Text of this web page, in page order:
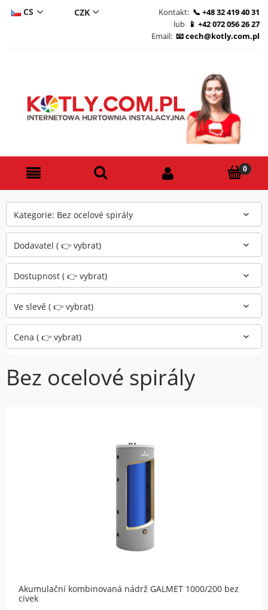
CS
Kontakt:
+48 32 419 40 31
lub
+42 072 056 26 27
Email:
cech@kotly.com.pl
Kategorie: Bez ocelové spirály
Dodavatel ( 👉 vybrat)
Dostupnost ( 👉 vybrat)
Cena ( 👉 vybrat)
Ve slevě ( 👉 vybrat)
Bez ocelové spirály
Akumulační kombinovaná nádrž GALMET 1000/200 bez
civek